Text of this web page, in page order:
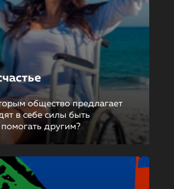
общество предлагает
в себе силы быть
другим?